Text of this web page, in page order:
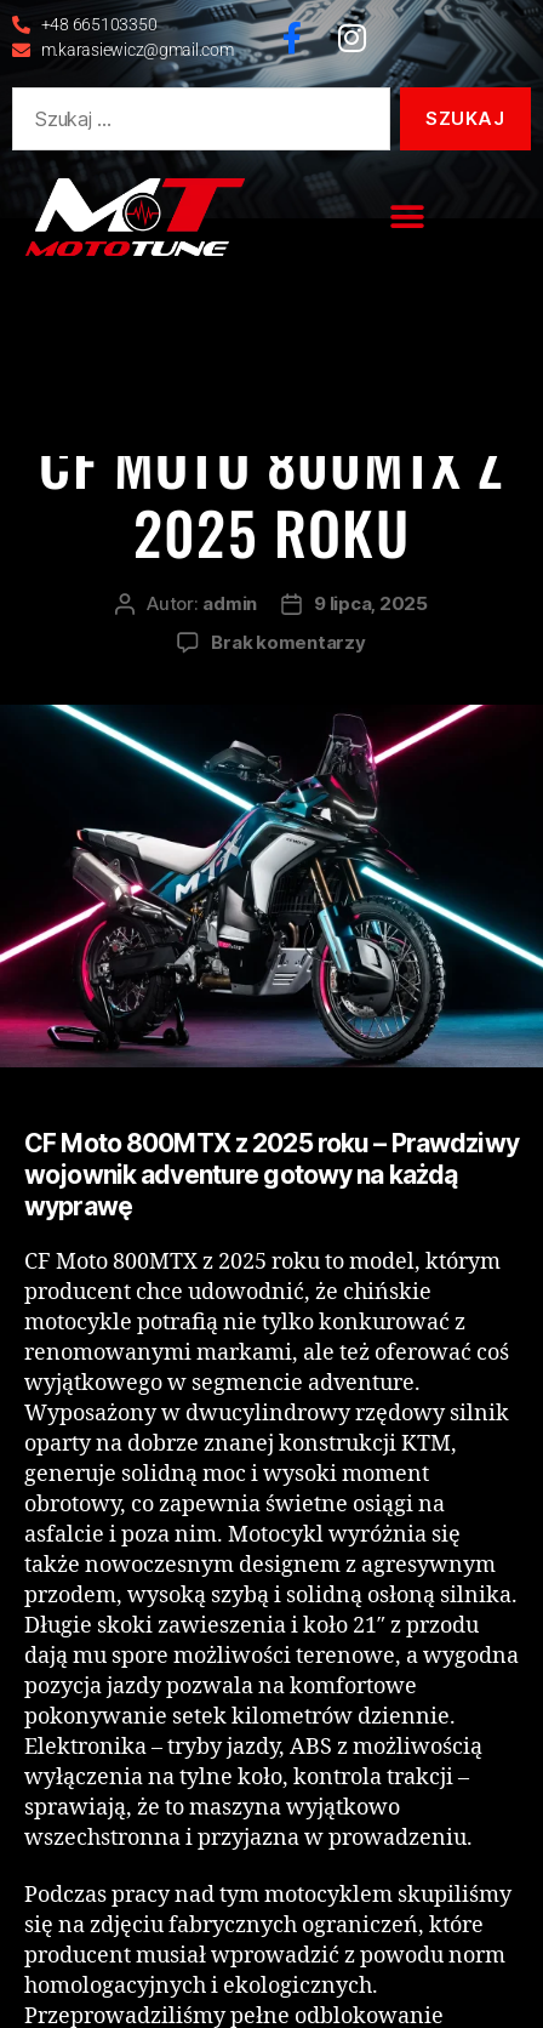
+48 665103350
m.karasiewicz@gmail.com
CF MOTO 800MTX Z
2025 ROKU
Autor: admin
9 lipca, 2025
Brak komentarzy
CF Moto 800MTX z 2025 roku – Prawdziwy
wojownik adventure gotowy na każdą
wyprawę
CF Moto 800MTX z 2025 roku to model, którym
producent chce udowodnić, że chińskie
motocykle potrafią nie tylko konkurować z
renomowanymi markami, ale też oferować coś
wyjątkowego w segmencie adventure.
Wyposażony w dwucylindrowy rzędowy silnik
oparty na dobrze znanej konstrukcji KTM,
generuje solidną moc i wysoki moment
obrotowy, co zapewnia świetne osiągi na
asfalcie i poza nim. Motocykl wyróżnia się
także nowoczesnym designem z agresywnym
przodem, wysoką szybą i solidną osłoną silnika.
Długie skoki zawieszenia i koło 21″ z przodu
dają mu spore możliwości terenowe, a wygodna
pozycja jazdy pozwala na komfortowe
pokonywanie setek kilometrów dziennie.
Elektronika – tryby jazdy, ABS z możliwością
wyłączenia na tylne koło, kontrola trakcji –
sprawiają, że to maszyna wyjątkowo
wszechstronna i przyjazna w prowadzeniu.
Podczas pracy nad tym motocyklem skupiliśmy
się na zdjęciu fabrycznych ograniczeń, które
producent musiał wprowadzić z powodu norm
homologacyjnych i ekologicznych.
Przeprowadziliśmy pełne odblokowanie